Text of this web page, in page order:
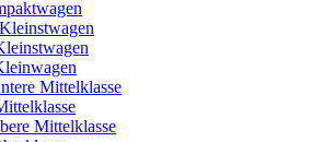
Mittelklasse
Mittelklasse